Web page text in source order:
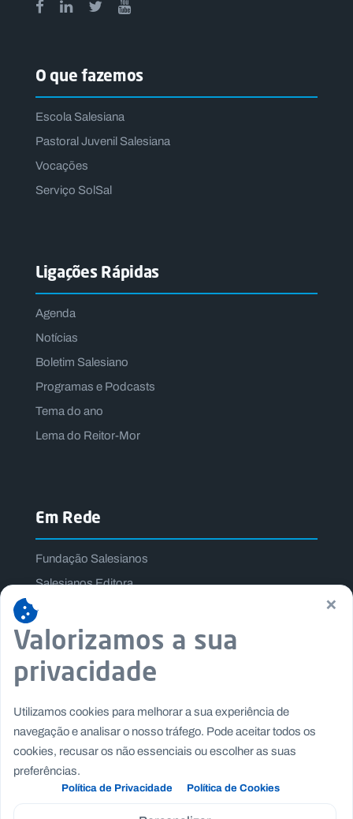
O que fazemos
Escola Salesiana
Pastoral Juvenil Salesiana
Vocações
Serviço SolSal
Ligações Rápidas
Agenda
Notícias
Boletim Salesiano
Programas e Podcasts
Tema do ano
Lema do Reitor-Mor
Em Rede
Fundação Salesianos
Salesianos Editora
Família Salesiana
Missão Dom Bosco
Jogos Nacionais Salesianos
×
Valorizamos a sua
privacidade
Utilizamos cookies para melhorar a sua experiência de
navegação e analisar o nosso tráfego. Pode aceitar todos os
cookies, recusar os não essenciais ou escolher as suas
preferências.
Política de Privacidade Política de Cookies